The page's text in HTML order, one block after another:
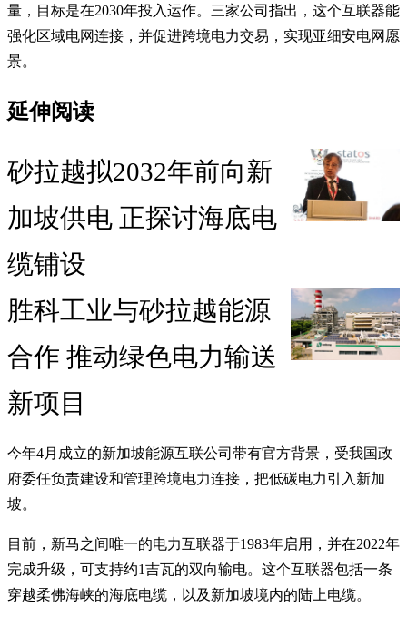
量，目标是在2030年投入运作。三家公司指出，这个互联器能
强化区域电网连接，并促进跨境电力交易，实现亚细安电网愿
景。
延伸阅读
砂拉越拟2032年前向新
加坡供电 正探讨海底电
缆铺设
胜科工业与砂拉越能源
合作 推动绿色电力输送
新项目
今年4月成立的新加坡能源互联公司带有官方背景，受我国政
府委任负责建设和管理跨境电力连接，把低碳电力引入新加
坡。
目前，新马之间唯一的电力互联器于1983年启用，并在2022年
完成升级，可支持约1吉瓦的双向输电。这个互联器包括一条
穿越柔佛海峡的海底电缆，以及新加坡境内的陆上电缆。